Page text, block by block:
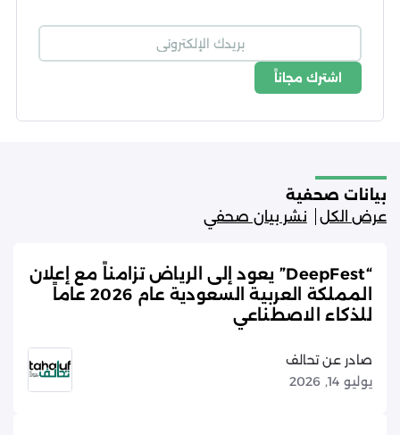
اشترك مجاناً
بيانات صحفية
عرض الكل
نشر بيان صحفي
“DeepFest” يعود إلى الرياض تزامناً مع إعلان
المملكة العربية السعودية عام 2026 عاماً
للذكاء الاصطناعي
صادر عن تحالف
يوليو 14, 2026